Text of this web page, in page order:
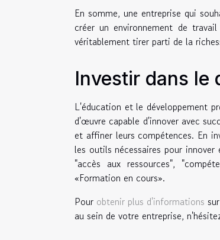
En somme, une entreprise qui
créer un environnement de
véritablement tirer parti de la
Investir dans le
L'éducation et le développement
d'œuvre capable d'innover avec
et affiner leurs compétences. En
les outils nécessaires pour
"accès aux ressources",
«Formation en cours».
Pour obtenir plus d'informations
au sein de votre entreprise,